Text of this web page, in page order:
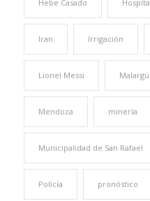
Hebe Casado
Iran Irrigación
Lionel Messi
Mendoza minería
Municipalidad de San Rafael
Policía pronóstico